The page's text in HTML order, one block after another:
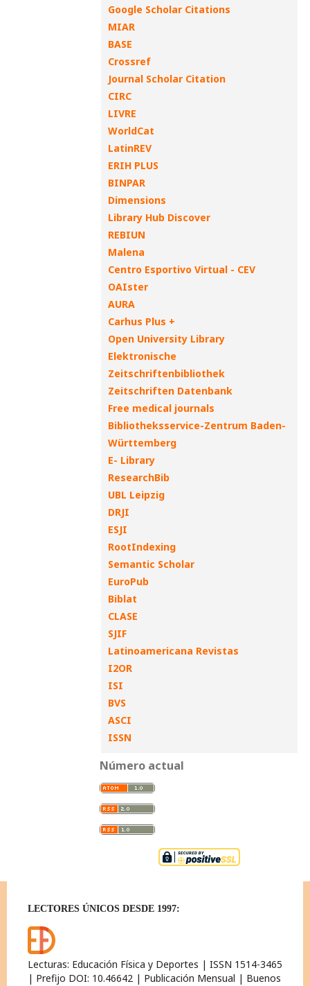
Google Scholar Citations
MIAR
BASE
Crossref
Journal Scholar Citation
CIRC
LIVRE
WorldCat
LatinREV
ERIH PLUS
BINPAR
Dimensions
Library Hub Discover
REBIUN
Malena
Centro Esportivo Virtual - CEV
OAIster
AURA
Carhus Plus +
Open University Library
Elektronische
Zeitschriftenbibliothek
Zeitschriften Datenbank
Free medical journals
Bibliotheksservice-Zentrum Baden-
Württemberg
E- Library
ResearchBib
UBL Leipzig
DRJI
ESJI
RootIndexing
Semantic Scholar
EuroPub
Biblat
CLASE
SJIF
Latinoamericana Revistas
I2OR
ISI
BVS
ASCI
ISSN
Número actual
LECTORES ÚNICOS DESDE 1997:
Lecturas: Educación Física y Deportes | ISSN 1514-3465
| Prefijo DOI: 10.46642 | Publicación Mensual | Buenos